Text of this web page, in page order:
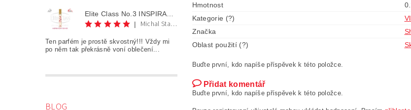
Elite Class No.3 INSPIRATION FOR HER AKCE 1+1
|
Michal Staněk
Ten parfém je prostě skvostný!!! Vždy mi
po něm tak překrásně voní oblečení...
BLOG
Hmotnost
Kategorie (?)
Značka
Oblast použití (?)
Buďte první, kdo napíše příspěvek k této položce.
Přidat komentář
Buďte první, kdo napíše příspěvek k této položce.